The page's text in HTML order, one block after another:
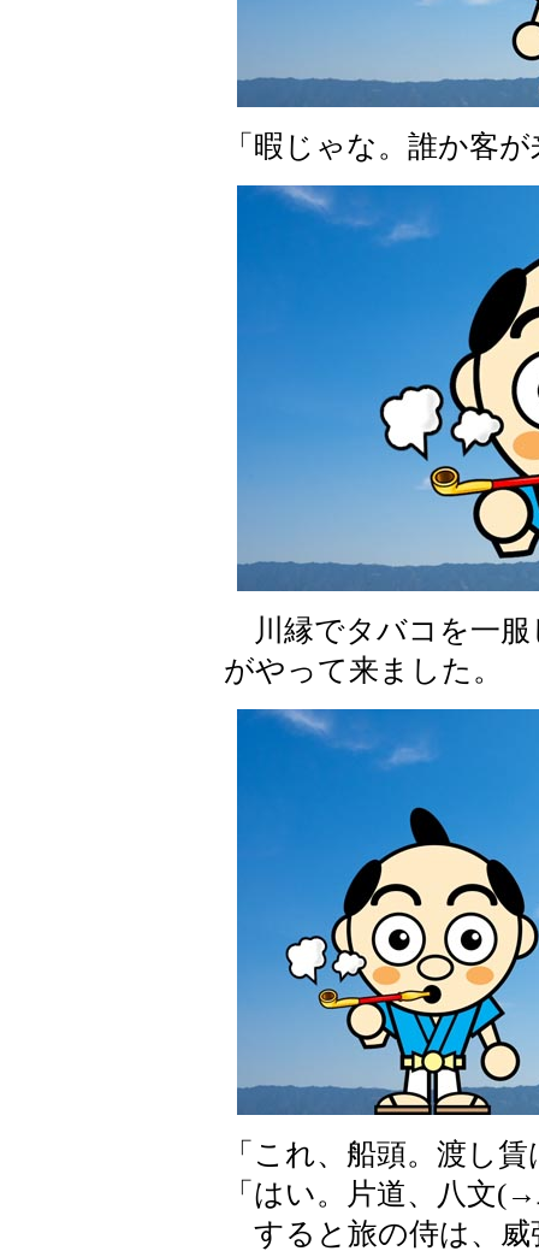
「暇じゃな。誰か客
川縁でタバコを一服
がやって来ました。
「これ、船頭。渡し
「はい。片道、八文
すると旅の侍は、威